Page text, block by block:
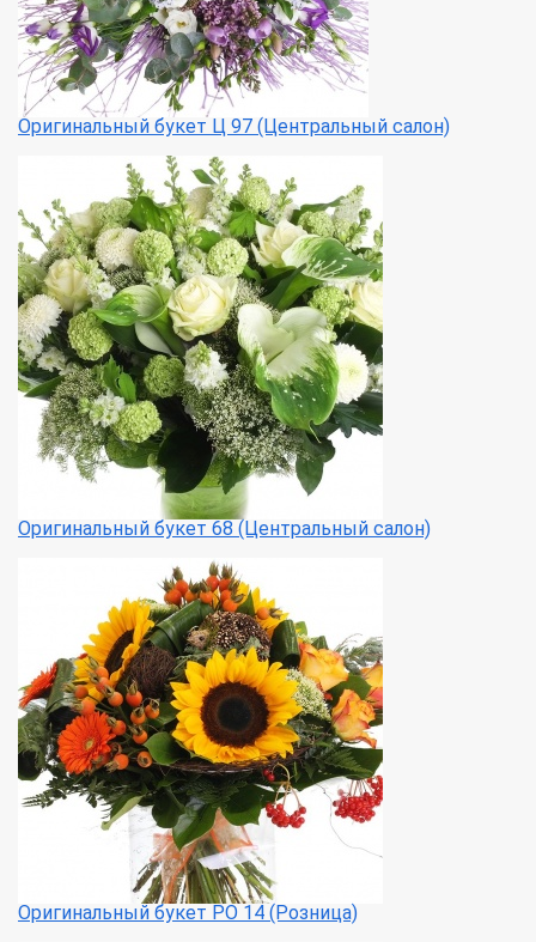
Оригинальный букет Ц 97 (Центральный салон)
Оригинальный букет 68 (Центральный салон)
Оригинальный букет РО 14 (Розница)